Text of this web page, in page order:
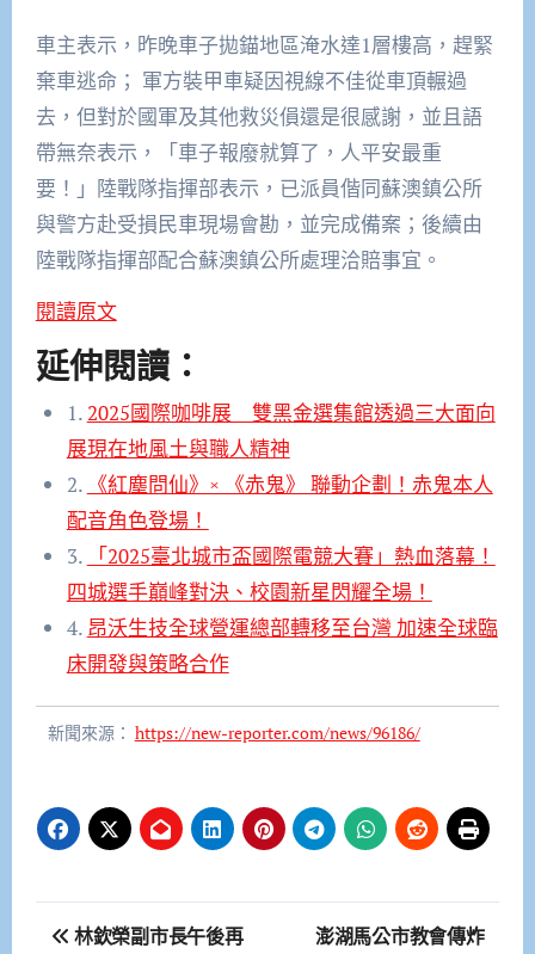
車主表示，昨晚車子拋錨地區淹水達1層樓高，趕緊
棄車逃命； 軍方裝甲車疑因視線不佳從車頂輾過
去，但對於國軍及其他救災傊還是很感謝，並且語
帶無奈表示，「車子報廢就算了，人平安最重
要！」陸戰隊指揮部表示，已派員偕同蘇澳鎮公所
與警方赴受損民車現場會勘，並完成備案；後續由
陸戰隊指揮部配合蘇澳鎮公所處理洽賠事宜。
閱讀原文
延伸閱讀：
1.2025國際咖啡展 雙黑金選集館透過三大面向
展現在地風土與職人精神
2. 《紅塵問仙》× 《赤鬼》 聯動企劃！赤鬼本人
配音角色登場！
3.
「2025臺北城市盃國際電競大賽」熱血落幕！
四城選手巔峰對決、校園新星閃耀全場！
4. 昂沃生技全球營運總部轉移至台灣 加速全球臨
床開發與策略合作
新聞來源： https://new-reporter.com/news/96186/
文 林欽榮副市長午後再
澎湖馬公市教會傳炸